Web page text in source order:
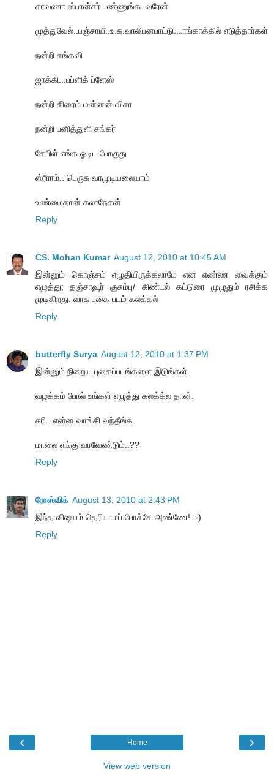
சரவணா ஸ்பான்சர் பண்ணுங்க .வரேன்
முத்துவேல்..பஞ்சாயீ..உ.சு.வாலிபனபாட்டு..பாங்காக்கில் எடுத்தார்கள்
நன்றி சங்கவி
ஜாக்கி...பப்ளிக் ப்ளேஸ்
நன்றி கிரைம் மன்னன் விசா
நன்றி பனித்துளி சங்கர்
கேபிள் எங்க ஓடிட போகுது
ஸ்ரீராம்.. பெருசு வரமுடியலையாம்
உண்மைதான் கலாநேசன்
Reply
CS. Mohan Kumar August 12, 2010 at 10:45 AM
இன்னும் கொஞ்சம் எழுதியிருக்கலாமே என எண்ண வைக்கும்
எழுத்து; தஞ்சாவூர் குசும்பு/ கிண்டல் கட்டுரை முழுதும் ரசிக்க
முடிகிறது. வாசு புகை படம் கலக்கல்
Reply
butterfly Surya August 12, 2010 at 1:37 PM
இன்னும் நிறைய புகைப்படங்களை இடுங்கள்.
வழக்கம் போல் உங்கள் எழுத்து கலக்க்ல தான்.
சரி.. என்ன வாங்கி வந்தீங்க..
மாலை எங்கு வரவேண்டும்..??
Reply
ரோஸ்விக் August 13, 2010 at 2:43 PM
இந்த விஷயம் தெரியாமப் போச்சே அண்ணே! :-)
Reply
‹ ›
Home
View web version